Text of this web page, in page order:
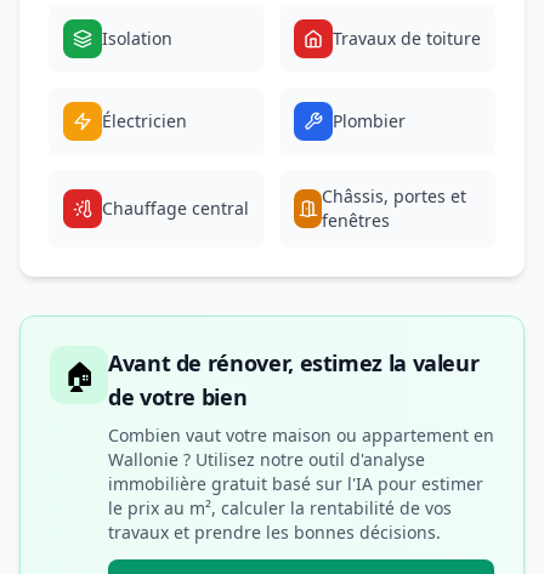
Isolation Travaux de toiture
Électricien Plombier
Chauffage central
Châssis, portes et
fenêtres
🏠 Avant de rénover, estimez la valeur
de votre bien
Combien vaut votre maison ou appartement en
Wallonie ? Utilisez notre outil d'analyse
immobilière gratuit basé sur l'IA pour estimer
le prix au m², calculer la rentabilité de vos
travaux et prendre les bonnes décisions.